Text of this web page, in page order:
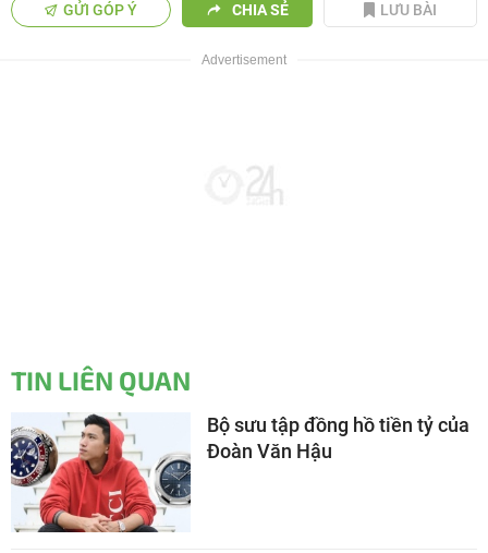
GỬI GÓP Ý CHIA SẺ LƯU BÀI
TIN LIÊN QUAN
Bộ sưu tập đồng hồ tiền tỷ của
Đoàn Văn Hậu